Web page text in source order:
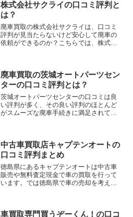
スムーズに対応してくれます。お客様と
のトラブルもないので安心して依頼する
ことができます。
株式会社サクライの口コミ評判と
は？
廃車買取の株式会社サクライは、口コミ
評判が見当たらないけど安心して廃車の
依頼ができるのか？こちらでは、株式会
廃車買取の茨城オートパーツセン
ターの口コミ評判とは？
茨城オートパーツセンターの口コミは良
い評判が多く、その良い評判のほとんど
がスムーズな廃車手続きに満足されてい
います。電話相談から必要書類を教えて
もらい手続き完了までスムーズだったこ
とはすごく安心できます。
中古車買取店キャプテンオートの
口コミ評判まとめ
徳島県にあるキャプテンオートは中古車
販売や無料査定現金で車の買取を行って
います。では徳島県で車の売却を考えて
集めた情報をまとめてご紹介していま
車買取専門買うぞーくん！の口コ